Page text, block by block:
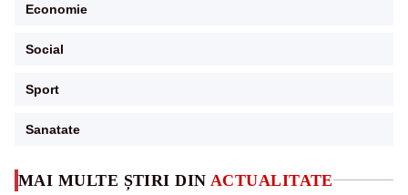
MAI MULTE ȘTIRI DIN ACTUALITATE
Economie
Social
Sport
Sanatate